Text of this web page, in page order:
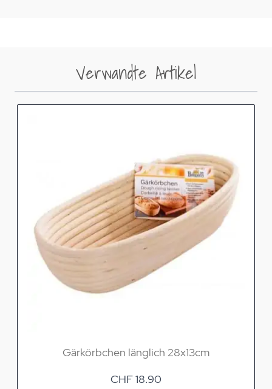
Verwandte Artikel
Gärkörbchen länglich 28x13cm
CHF 18.90